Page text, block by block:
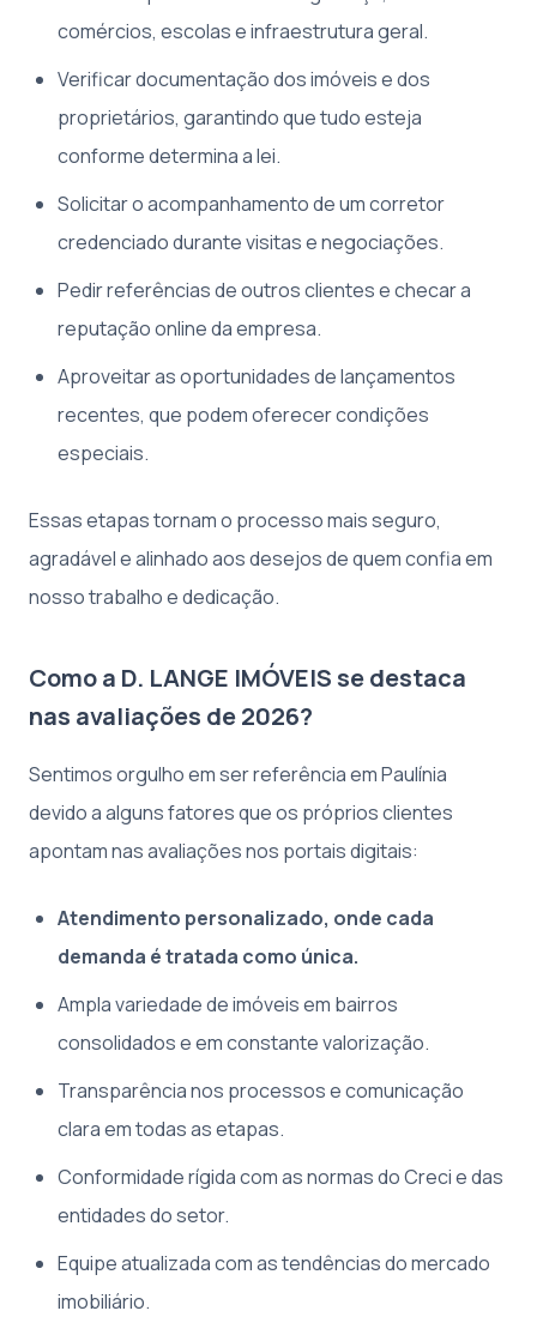
comércios, escolas e infraestrutura geral.
Verificar documentação dos imóveis e dos
proprietários, garantindo que tudo esteja
conforme determina a lei.
Solicitar o acompanhamento de um corretor
credenciado durante visitas e negociações.
Pedir referências de outros clientes e checar a
reputação online da empresa.
Aproveitar as oportunidades de lançamentos
recentes, que podem oferecer condições
especiais.
Essas etapas tornam o processo mais seguro,
agradável e alinhado aos desejos de quem confia em
nosso trabalho e dedicação.
Como a D. LANGE IMÓVEIS se destaca
nas avaliações de 2026?
Sentimos orgulho em ser referência em Paulínia
devido a alguns fatores que os próprios clientes
apontam nas avaliações nos portais digitais:
Atendimento personalizado, onde cada
demanda é tratada como única.
Ampla variedade de imóveis em bairros
consolidados e em constante valorização.
Transparência nos processos e comunicação
clara em todas as etapas.
Conformidade rígida com as normas do Creci e das
entidades do setor.
Equipe atualizada com as tendências do mercado
imobiliário.